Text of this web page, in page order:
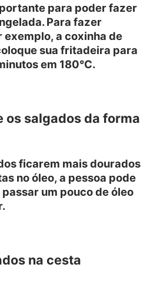
para poder fazer
Para fazer
exemplo, a coxinha de
sua fritadeira para
em 180°C.
os salgados da forma
ficarem mais dourados
no óleo, a pessoa pode
um pouco de óleo
na cesta